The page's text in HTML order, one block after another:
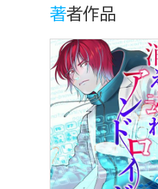
著者作品